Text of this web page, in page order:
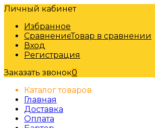
Личный кабинет
Избранное
СравнениеТовар в сравнении
Вход
Регистрация
Заказать звонок0
Каталог товаров
Главная
Доставка
Оплата